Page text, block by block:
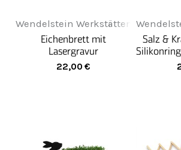
Wendelstein Werkstätten
Eichenbrett mit
Lasergravur
"unzertrennlich"
22,00 €
Salz &